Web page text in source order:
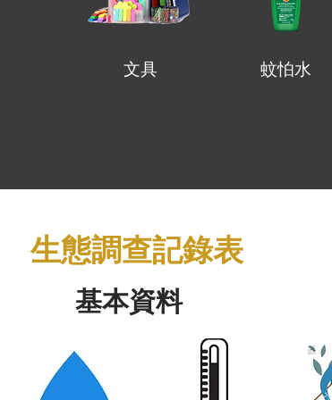
​文具 蚊怕水
生態調查記錄表
​基本資料